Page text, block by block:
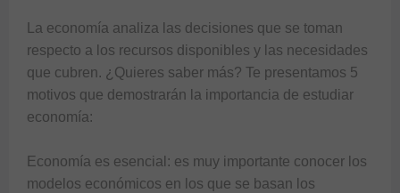
La economía analiza las decisiones que se toman
respecto a los recursos disponibles y las necesidades
que cubren. ¿Quieres saber más? Te presentamos 5
motivos que demostrarán la importancia de estudiar
economía:
Economía es esencial: es muy importante conocer los
modelos económicos en los que se basan los